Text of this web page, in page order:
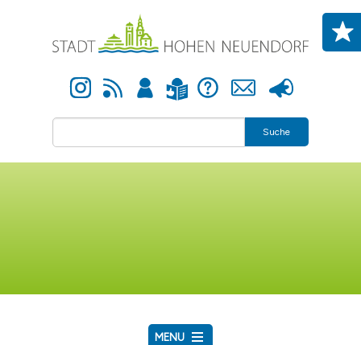
Instagram Newsfeed Anmelden Leichte Sprache Hilfe Kontakt Presse
Suche
MENU